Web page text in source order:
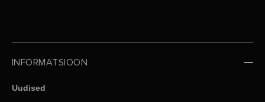
INFORMATSIOON
Uudised